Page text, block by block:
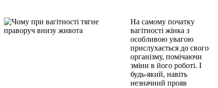
На самому початку
вагітності жінка з
особливою увагою
прислухається до свого
організму, помічаючи
зміни в його роботі. І
будь-який, навіть
незначний прояв